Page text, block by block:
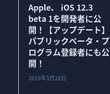
Apple、 iOS 12.3
beta 1を開発者に公
開！【アップデート】
パブリックベータ・プ
ログラム登録者にも公
開！
2019年3月28日